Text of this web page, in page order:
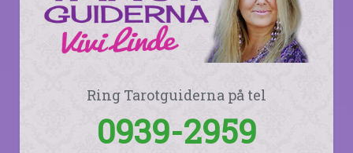
Ring Tarotguiderna på tel
0939-2959